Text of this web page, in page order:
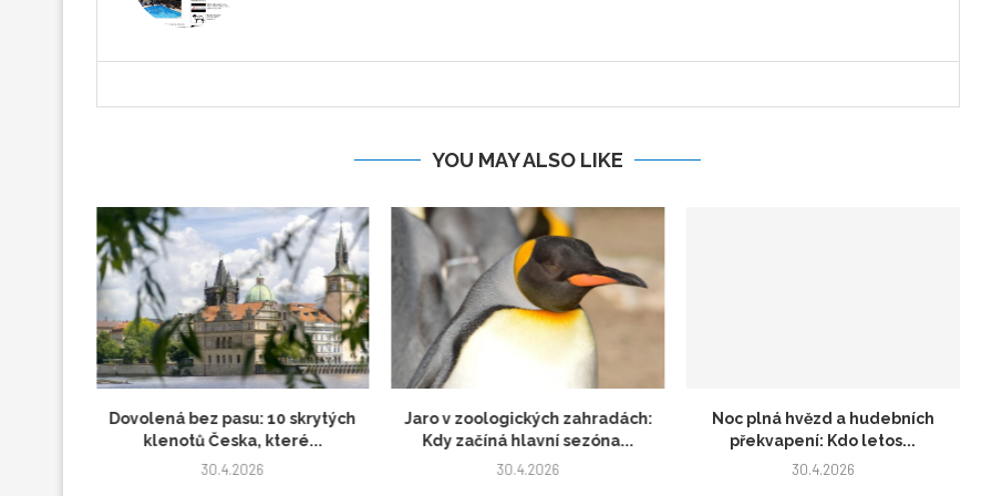
YOU MAY ALSO LIKE
Dovolená bez pasu: 10 skrytých
klenotů Česka, které...
30.4.2026
Jaro v zoologických zahradách:
Kdy začíná hlavní sezóna...
30.4.2026
Noc plná hvězd a hudebních
překvapení: Kdo letos...
30.4.2026